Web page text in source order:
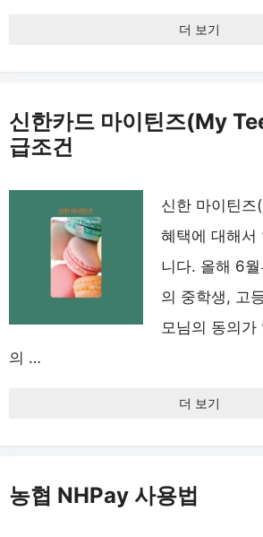
더 보기
신한카드 마이틴즈(My
급조건
신한 마이틴
혜택에 대해서
니다. 올해 6
의 중학생, 고
모님의 동의가
의 …
더 보기
농협 NHPay 사용법